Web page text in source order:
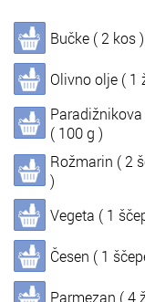
So Objavljanje vsebin
In Informacije o
Bučke ( 2 kos )
Olivno olje ( 1
( 100 g )
Rožmarin ( 2
)
Vegeta ( 1
Česen ( 1
Parmezan ( 4